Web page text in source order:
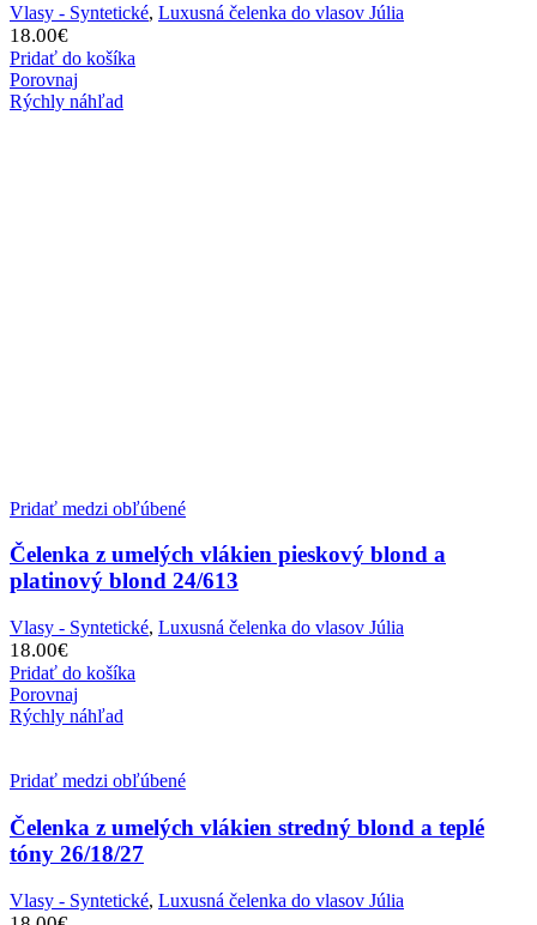
Vlasy - Syntetické, Luxusná čelenka do vlasov Júlia
18.00€
Pridať do košíka
Porovnaj
Rýchly náhľad
Pridať medzi obľúbené
Čelenka z umelých vlákien pieskový blond a
platinový blond 24/613
Vlasy - Syntetické, Luxusná čelenka do vlasov Júlia
18.00€
Pridať do košíka
Porovnaj
Rýchly náhľad
Pridať medzi obľúbené
Čelenka z umelých vlákien stredný blond a teplé
tóny 26/18/27
Vlasy - Syntetické, Luxusná čelenka do vlasov Júlia